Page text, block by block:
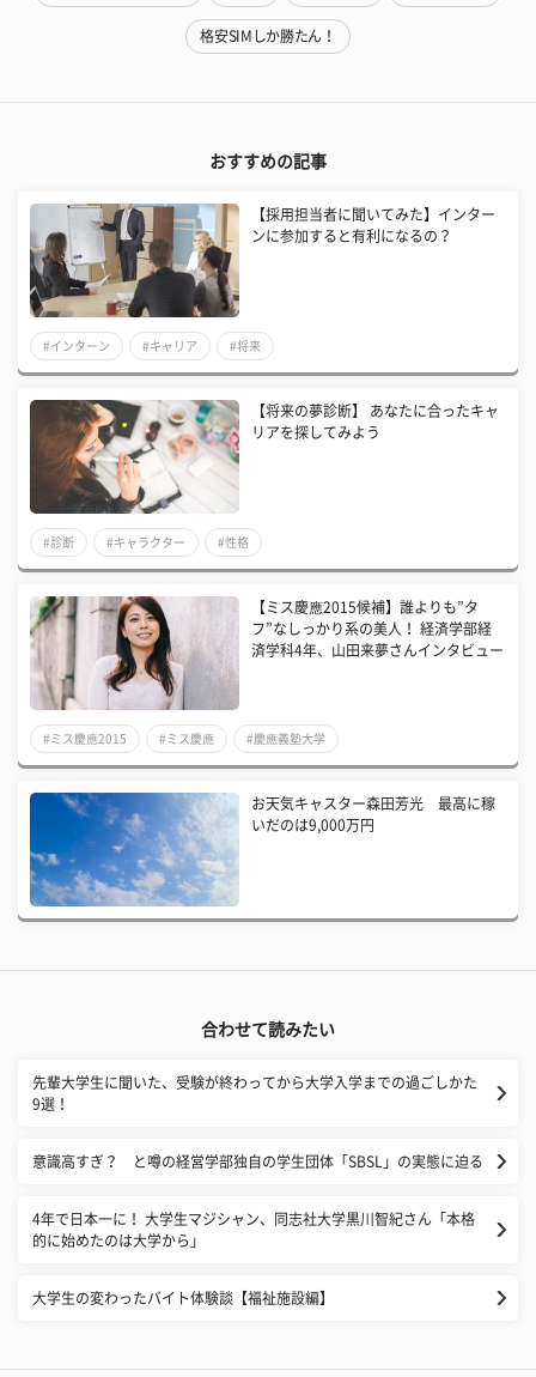
格安SIMしか勝たん！
おすすめの記事
【採用担当者に聞いてみた】インター
ンに参加すると有利になるの？
#インターン #キャリア #将来
【将来の夢診断】 あなたに合ったキャ
リアを探してみよう
#診断 #キャラクター #性格
【ミス慶應2015候補】誰よりも”タ
フ”なしっかり系の美人！ 経済学部経
済学科4年、山田来夢さんインタビュー
#ミス慶應2015 #ミス慶應 #慶應義塾大学
お天気キャスター森田芳光 最高に稼
いだのは9,000万円
合わせて読みたい
先輩大学生に聞いた、受験が終わってから大学入学までの過ごしかた
9選！
意識高すぎ？ と噂の経営学部独自の学生団体「SBSL」の実態に迫る
4年で日本一に！ 大学生マジシャン、同志社大学黒川智紀さん「本格
的に始めたのは大学から」
大学生の変わったバイト体験談【福祉施設編】